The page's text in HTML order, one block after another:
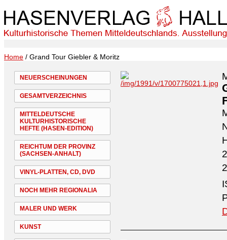
Home / Grand Tour Giebler & Moritz
NEUERSCHEINUNGEN
GESAMTVERZEICHNIS
MITTELDEUTSCHE
KULTURHISTORISCHE
HEFTE (HASEN-EDITION)
REICHTUM DER PROVINZ
(SACHSEN-ANHALT)
VINYL-PLATTEN, CD, DVD
NOCH MEHR REGIONALIA
MALER UND WERK
KUNST